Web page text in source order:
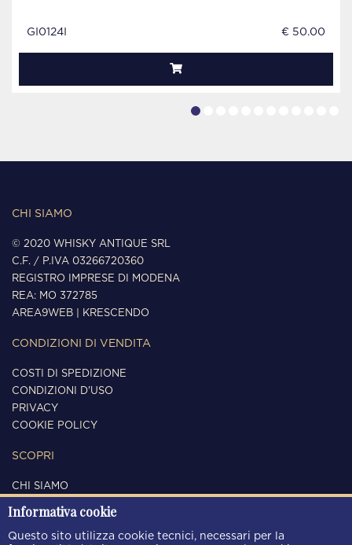
GI0124I € 50.00
CHI SIAMO
© 2020 WHISKY ANTIQUE SRL
C.F. / P.IVA 03266720360
REGISTRO IMPRESE DI MODENA
REA: MO 372785
AREA9WEB
KRESCENDO
CONDIZIONI DI VENDITA
COSTI DI SPEDIZIONE
CONDIZIONI D'USO
PRIVACY
COOKIE POLICY
SCOPRI
CHI SIAMO
CONTATTI
SEGUICI
Informativa cookie
Questo sito utilizza cookie tecnici, necessari per la